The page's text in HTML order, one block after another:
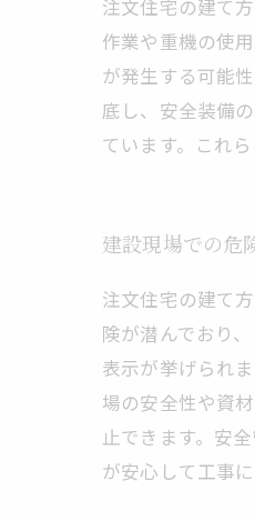
注文住宅の建て
作業や重機の使
が発生する可能
底し、安全装備
ています。これ
建設現場での危
注文住宅の建て
険が潜んでおり
表示が挙げられ
場の安全性や資
止できます。安
が安心して工事